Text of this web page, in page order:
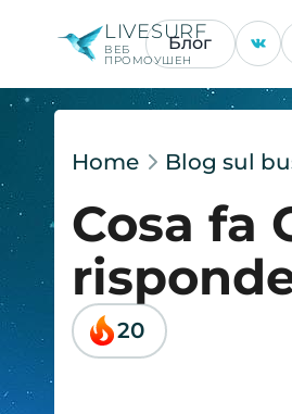
LIVESURF
ВЕБ
ПРОМОУШЕН
Блог
Home Blog sul
Cosa fa
20